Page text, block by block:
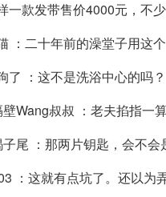
一款发带售价4000元，不少
：二十年前的澡堂子用这
了 ：这不是洗浴中心的吗？
Wang叔叔 ：老夫掐指一
尾 ：那两片钥匙，会不会
：这就有点坑了。还以为